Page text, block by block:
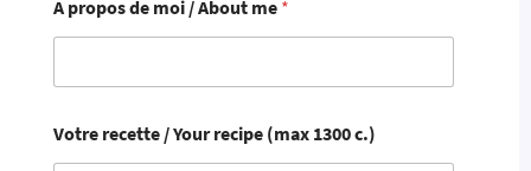
A propos de moi / About me *
Votre recette /​ Your recipe (max 1300 c.)